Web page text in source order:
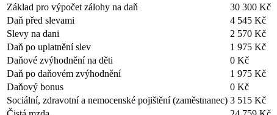
Základ pro výpočet zálohy na daň
30 300 Kč
Daň před slevami
4 545 Kč
Slevy na dani
2 570 Kč
Daň po uplatnění slev
1 975 Kč
Daňové zvýhodnění na děti
0 Kč
Daň po daňovém zvýhodnění
1 975 Kč
Daňový bonus
0 Kč
Sociální, zdravotní a nemocenské pojištění (zaměstnanec) 3 515 Kč